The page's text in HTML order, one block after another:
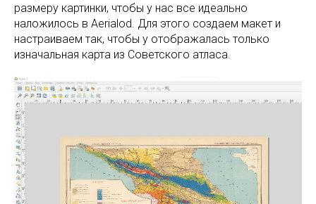
размеру картинки, чтобы у нас все идеально
наложилось в Aerialod. Для этого создаем макет и
настраиваем так, чтобы у отображалась только
изначальная карта из Советского атласа.